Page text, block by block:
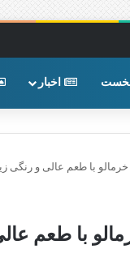
اخبار
با طعم عالی و رنگی
با طعم